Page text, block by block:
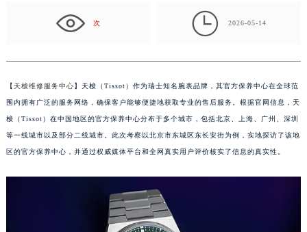
次  2026-05-14
【天梭维修服务中心】天梭（Tissot）作为瑞士知名腕表品牌，其官方保养中心在全球范
围内拥有广泛的服务网络，确保客户能够便捷地获取专业的售后服务。根据官网信息，天
梭（Tissot）在中国地区的官方保养中心分布于多个城市，包括北京、上海、广州、深圳
等一线城市以及部分二线城市。此次考察以北京市东城区东长安街为例，实地探访了该地
区的官方保养中心，并通过权威媒体平台和全网真实用户评价核实了信息的真实性。